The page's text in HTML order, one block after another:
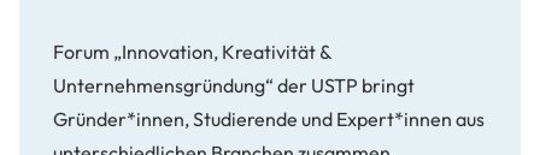
Forum „Innovation, Kreativität &
Unternehmensgründung“ der USTP bringt
Gründer*innen, Studierende und Expert*innen aus